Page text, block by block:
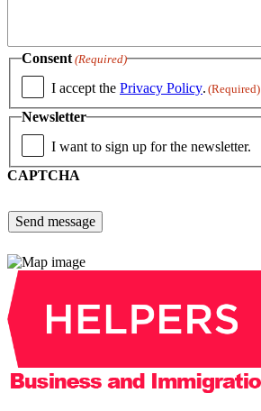
Consent (Required)
I accept the Privacy Policy. (Required)
Newsletter
I want to sign up for the newsletter.
CAPTCHA